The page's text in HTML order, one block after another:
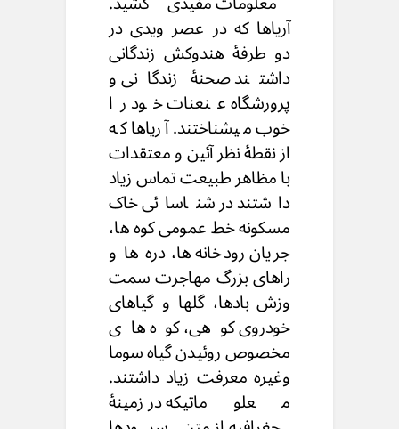
آریاها که در عصر ویدی در
دو طرفۀ هندوکش زندگانی
داشتند صحنۀ زندگانی و
پرورشگاه عنعنات خود را
خوب میشناختند. آریاها که
از نقطۀ نظر آئین و معتقدات
با مظاهر طبیعت تماس زیاد
داشتند در شناسائی خاک
مسکونه خط عمومی کوه ها،
جریان رودخانه ها، دره ها و
راهای بزرگ مهاجرت سمت
وزش بادها، گلها و گیاهای
خودروی کوهی، کوه های
مخصوص روئیدن گیاه سوما
وغیره معرفت زیاد داشتند.
معلوماتیکه در زمینۀ